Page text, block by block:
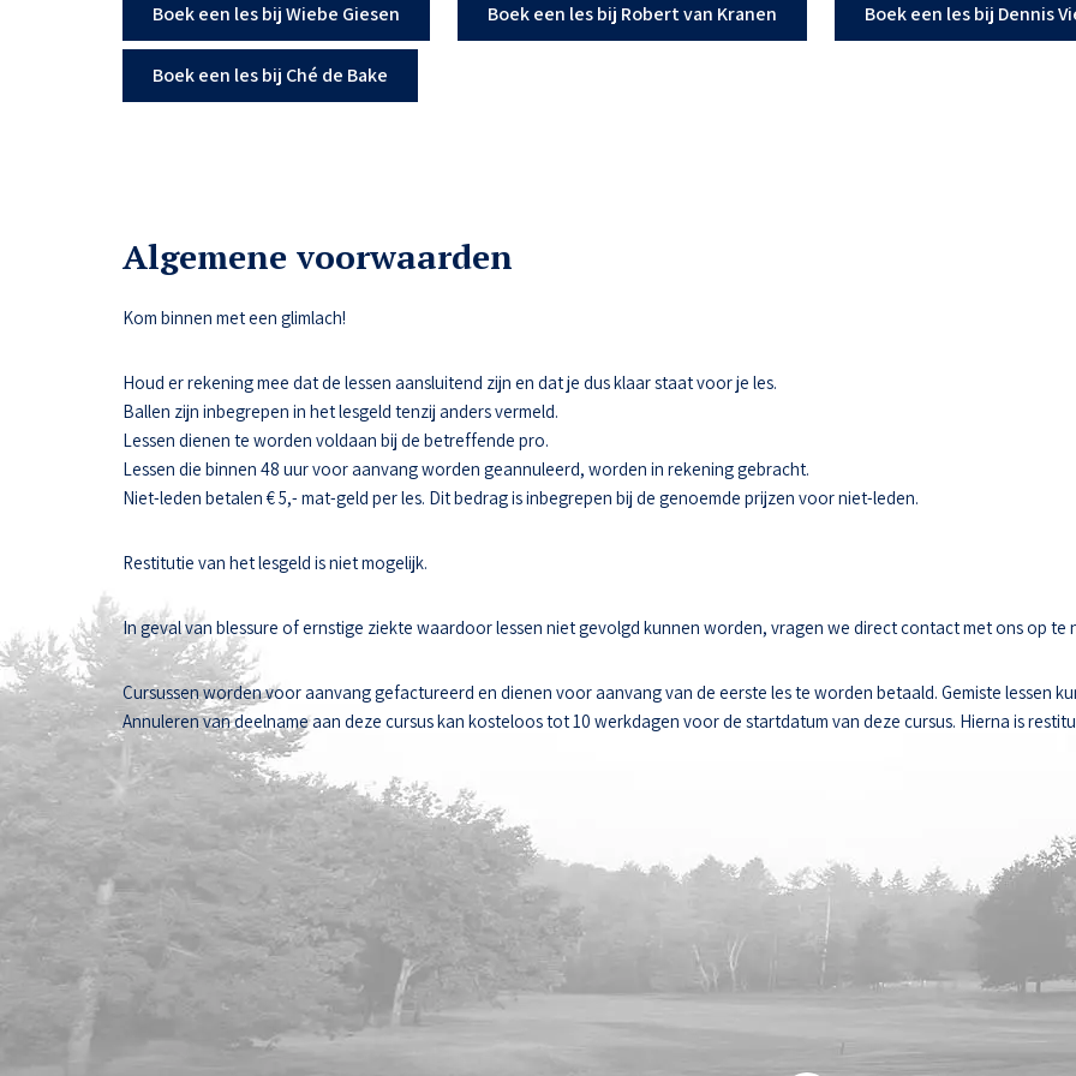
Boek een les bij Wiebe Giesen Boek een les bij Robert van Kranen Boek een les bij Dennis
Boek een les bij Ché de Bake
Algemene voorwaarden
Kom binnen met een glimlach!
Houd er rekening mee dat de lessen aansluitend zijn en dat je dus klaar staat voor je les.
Ballen zijn inbegrepen in het lesgeld tenzij anders vermeld.
Lessen dienen te worden voldaan bij de betreffende pro.
Lessen die binnen 48 uur voor aanvang worden geannuleerd, worden in rekening gebracht.
Niet-leden betalen € 5,- mat-geld per les. Dit bedrag is inbegrepen bij de genoemde prijzen voor niet-leden.
Restitutie van het lesgeld is niet mogelijk.
In geval van blessure of ernstige ziekte waardoor lessen niet gevolgd kunnen worden, vragen we direct contact met ons op te
Cursussen worden voor aanvang gefactureerd en dienen voor aanvang van de eerste les te worden betaald. Gemiste lessen
Annuleren van deelname aan deze cursus kan kosteloos tot 10 werkdagen voor de startdatum van deze cursus. Hierna is